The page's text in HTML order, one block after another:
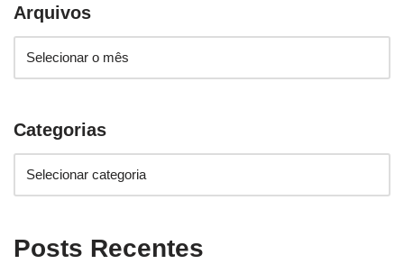
Arquivos
Categorias
Posts Recentes